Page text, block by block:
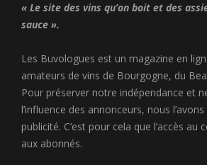
« Le site des vins qu’on boit et des
sauce ».
Les Buvologues est un magazine en
amateurs de vins de Bourgogne, du
Pour préserver notre indépendance et
l’influence des annonceurs, nous
publicité. C’est pour cela que l’accès au
aux abonnés.